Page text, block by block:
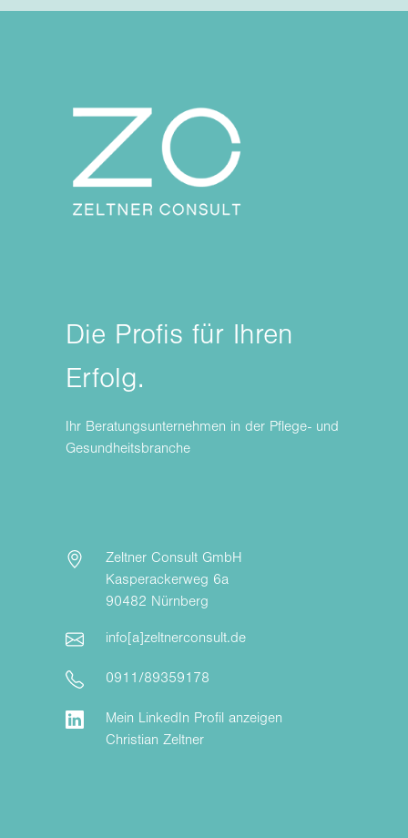
Die Profis für Ihren
Erfolg.
Ihr Beratungsunternehmen in der Pflege- und
Gesundheitsbranche
Zeltner Consult GmbH
Kasperackerweg 6a
90482 Nürnberg
info[a]zeltnerconsult.de
0911/89359178
Mein LinkedIn Profil anzeigen
Christian Zeltner